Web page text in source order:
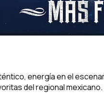
energía en el
del regional mexicano.